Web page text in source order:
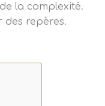
la complexité.
des repères.